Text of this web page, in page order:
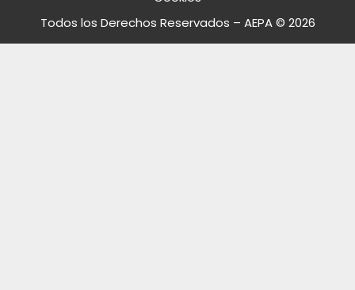
f
Todos los Derechos Reservados – AEPA © 2026